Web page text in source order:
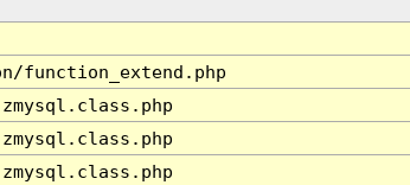
function_extend.php